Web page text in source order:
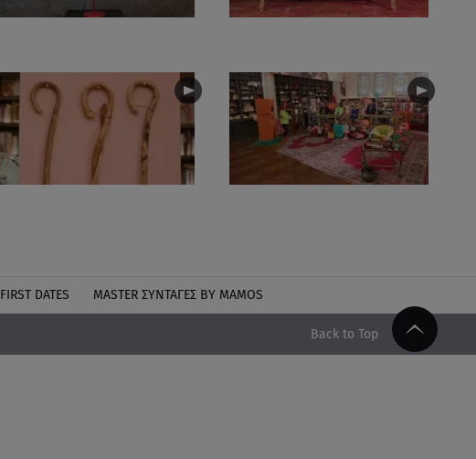
FIRST DATES MASTER ΣΥΝΤΑΓΈΣ BY MAMOS
Back to Top